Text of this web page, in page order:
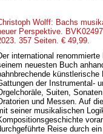
Wolff: Bachs
Perspektive.
357 Seiten. € 49,99.
international
neuesten Buch
der Instrumental-
Suiten,
und Messen. Auf
seiner musikalischen
Reise durch